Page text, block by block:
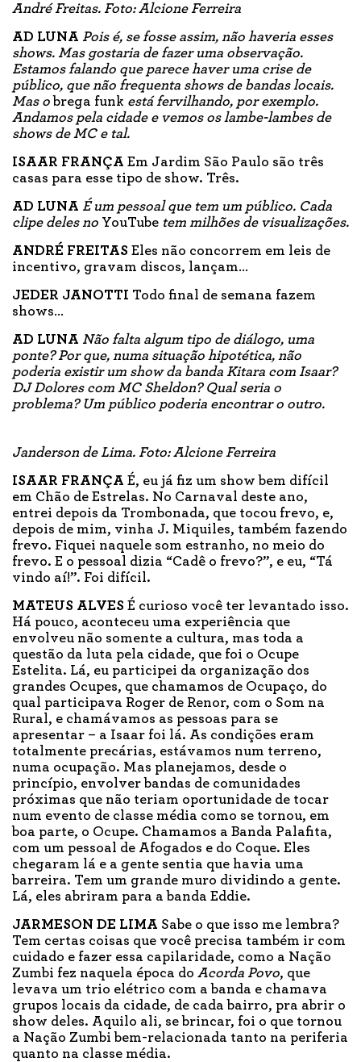
André Freitas. Foto: Alcione Ferreira
AD LUNA Pois é, se fosse assim, não haveria esses
shows. Mas gostaria de fazer uma observação.
Estamos falando que parece haver uma crise de
público, que não frequenta shows de bandas locais.
Mas o brega funk está fervilhando, por exemplo.
Andamos pela cidade e vemos os lambe-lambes de
shows de MC e tal.
ISAAR FRANÇA Em Jardim São Paulo são três
casas para esse tipo de show. Três.
AD LUNA É um pessoal que tem um público. Cada
clipe deles no YouTube tem milhões de visualizações.
ANDRÉ FREITAS Eles não concorrem em leis de
incentivo, gravam discos, lançam…
JEDER JANOTTI Todo final de semana fazem
shows…
AD LUNA Não falta algum tipo de diálogo, uma
ponte? Por que, numa situação hipotética, não
poderia existir um show da banda Kitara com Isaar?
DJ Dolores com MC Sheldon? Qual seria o
problema? Um público poderia encontrar o outro.
Janderson de Lima. Foto: Alcione Ferreira
ISAAR FRANÇA É, eu já fiz um show bem difícil
em Chão de Estrelas. No Carnaval deste ano,
entrei depois da Trombonada, que tocou frevo, e,
depois de mim, vinha J. Miquiles, também fazendo
frevo. Fiquei naquele som estranho, no meio do
frevo. E o pessoal dizia “Cadê o frevo?”, e eu, “Tá
vindo aí!”. Foi difícil.
MATEUS ALVES É curioso você ter levantado isso.
Há pouco, aconteceu uma experiência que
envolveu não somente a cultura, mas toda a
questão da luta pela cidade, que foi o Ocupe
Estelita. Lá, eu participei da organização dos
grandes Ocupes, que chamamos de Ocupaço, do
qual participava Roger de Renor, com o Som na
Rural, e chamávamos as pessoas para se
apresentar – a Isaar foi lá. As condições eram
totalmente precárias, estávamos num terreno,
numa ocupação. Mas planejamos, desde o
princípio, envolver bandas de comunidades
próximas que não teriam oportunidade de tocar
num evento de classe média como se tornou, em
boa parte, o Ocupe. Chamamos a Banda Palafita,
com um pessoal de Afogados e do Coque. Eles
chegaram lá e a gente sentia que havia uma
barreira. Tem um grande muro dividindo a gente.
Lá, eles abriram para a banda Eddie.
JARMESON DE LIMA Sabe o que isso me lembra?
Tem certas coisas que você precisa também ir com
cuidado e fazer essa capilaridade, como a Nação
Zumbi fez naquela época do Acorda Povo, que
levava um trio elétrico com a banda e chamava
grupos locais da cidade, de cada bairro, pra abrir o
show deles. Aquilo ali, se brincar, foi o que tornou
a Nação Zumbi bem-relacionada tanto na periferia
quanto na classe média.